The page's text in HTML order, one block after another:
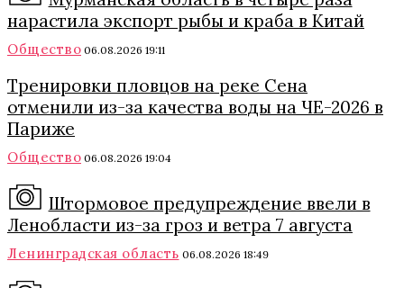
нарастила экспорт рыбы и краба в Китай
Общество 06.08.2026 19:11
Тренировки пловцов на реке Сена
отменили из-за качества воды на ЧЕ-2026 в
Париже
Общество 06.08.2026 19:04
Штормовое предупреждение ввели в
Ленобласти из-за гроз и ветра 7 августа
Ленинградская область 06.08.2026 18:49